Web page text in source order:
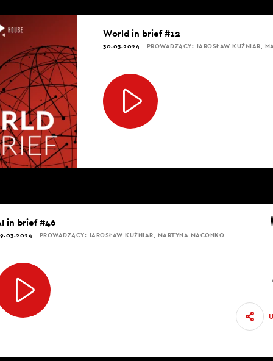
World in brief #12
30.03.2024 PROWADZĄCY: JAROSŁAW KUŹNIAR,
in brief #46
PROWADZĄCY: JAROSŁAW KUŹNIAR, MARTYNA MACONKO